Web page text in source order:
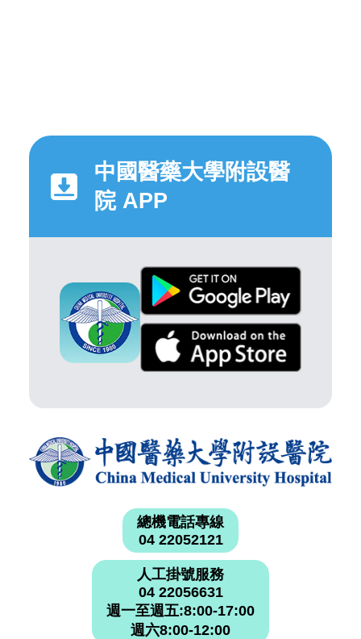
中國醫藥大學附設醫
院 APP
總機電話專線
04 22052121
人工掛號服務
04 22056631
週一至週五:8:00-17:00
週六8:00-12:00